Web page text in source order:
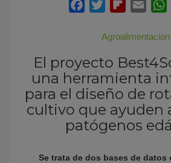
Agroalimentación
El proyecto
una herramienta
para el diseño de
cultivo que ayuden
patógenos
Se trata de dos bases de datos